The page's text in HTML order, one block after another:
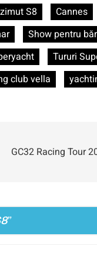
S8
Cannes
Show pentru
Tururi
club vella
GC32 Racing Tour
”